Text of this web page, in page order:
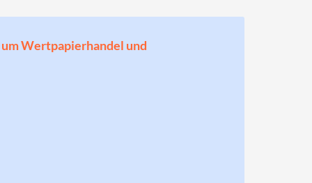
Wertpapierhandel und